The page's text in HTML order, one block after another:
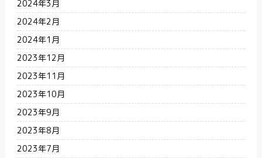
2024年3月
2024年2月
2024年1月
2023年12月
2023年11月
2023年10月
2023年9月
2023年8月
2023年7月